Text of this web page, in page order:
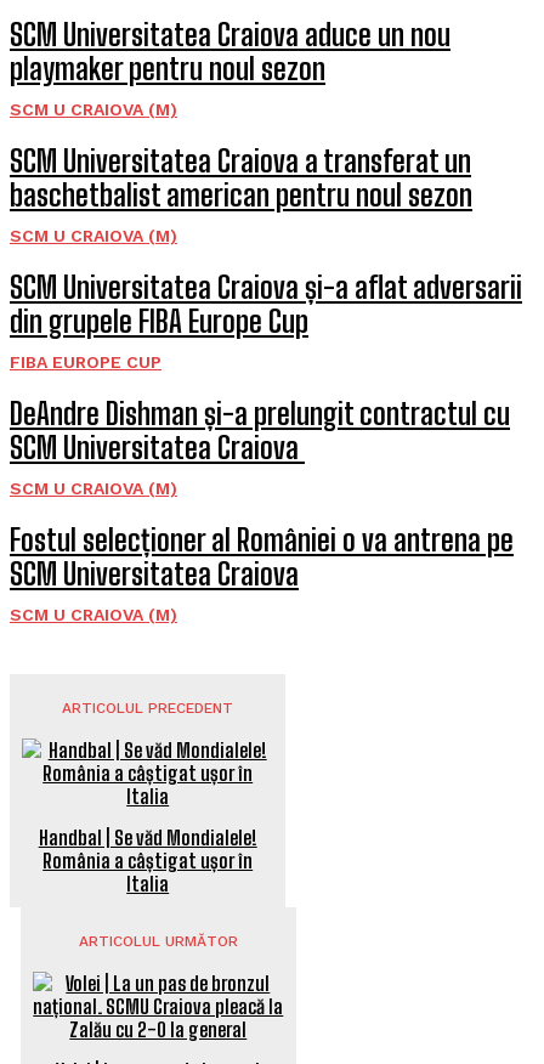
SCM Universitatea Craiova aduce un nou
playmaker pentru noul sezon
SCM U CRAIOVA (M)
SCM Universitatea Craiova a transferat un
baschetbalist american pentru noul sezon
SCM U CRAIOVA (M)
SCM Universitatea Craiova și-a aflat adversarii
din grupele FIBA Europe Cup
FIBA EUROPE CUP
DeAndre Dishman și-a prelungit contractul cu
SCM Universitatea Craiova
SCM U CRAIOVA (M)
Fostul selecționer al României o va antrena pe
SCM Universitatea Craiova
SCM U CRAIOVA (M)
ARTICOLUL PRECEDENT
Handbal | Se văd Mondialele!
România a câștigat ușor în
Italia
ARTICOLUL URMĂTOR